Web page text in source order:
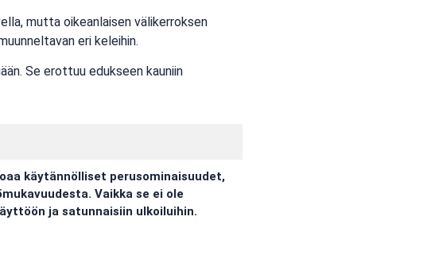
mutta oikeanlaisen välikerroksen
eri keleihin.
Se erottuu edukseen kauniin
käytännölliset perusominaisuudet,
Vaikka se ei ole
ja satunnaisiin ulkoiluihin.